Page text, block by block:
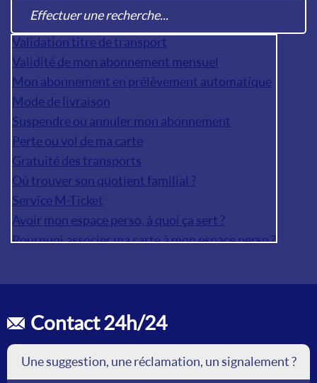
Validation titre de transport
Validité de mon abonnement mensuel
Mon abonnement en prélèvement automatique
Mode de livraison
Suspendre ou annuler mon abonnement
Perte ou vol de ma carte
Gratuité des transports
Où trouver son quotient familial ?
Service M-Ticket
Avoir mon espace perso, à quoi ça sert ?
Pourquoi associer ma carte à mon espace perso ?
Objets perdus
Contact 24h/24
Une suggestion, une réclamation, un signalement ?